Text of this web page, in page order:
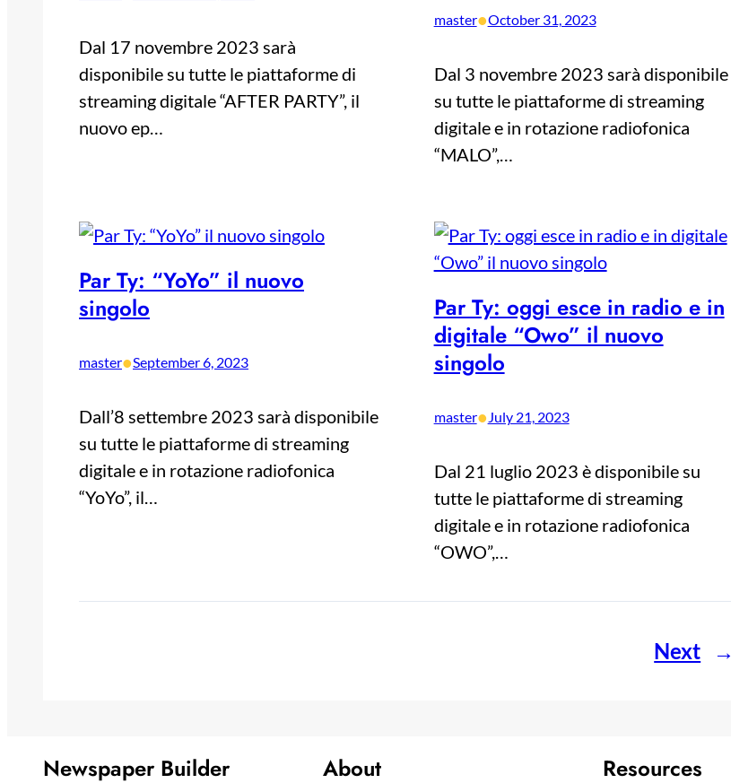
Dal 17 novembre 2023 sarà
disponibile su tutte le piattaforme di
streaming digitale “AFTER PARTY”, il
nuovo ep…
master•October 31, 2023
Dal 3 novembre 2023 sarà disponibile
su tutte le piattaforme di streaming
digitale e in rotazione radiofonica
“MALO”,…
Par Ty: “YoYo” il nuovo
singolo
master•September 6, 2023
Dall’8 settembre 2023 sarà disponibile
su tutte le piattaforme di streaming
digitale e in rotazione radiofonica
“YoYo”, il…
Par Ty: oggi esce in radio e in
digitale “Owo” il nuovo
singolo
master•July 21, 2023
Dal 21 luglio 2023 è disponibile su
tutte le piattaforme di streaming
digitale e in rotazione radiofonica
“OWO”,…
Next →
Newspaper Builder About Resources